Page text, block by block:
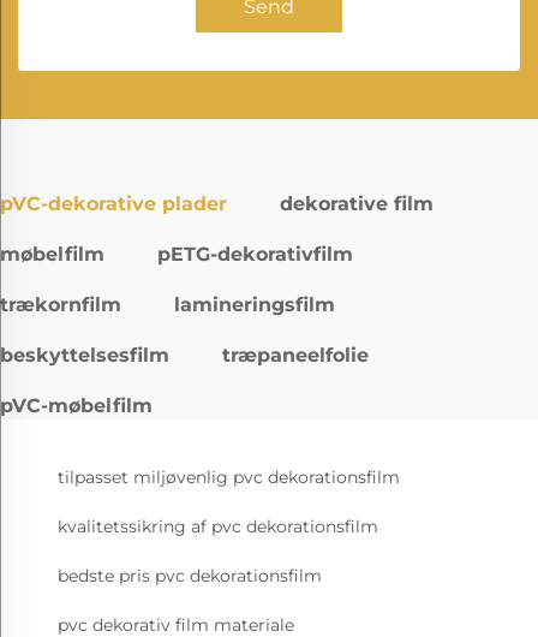
Send
pVC-dekorative plader dekorative film
møbelfilm pETG-dekorativfilm
trækornfilm lamineringsfilm
beskyttelsesfilm træpaneelfolie
pVC-møbelfilm
tilpasset miljøvenlig pvc dekorationsfilm
kvalitetssikring af pvc dekorationsfilm
bedste pris pvc dekorationsfilm
pvc dekorativ film materiale